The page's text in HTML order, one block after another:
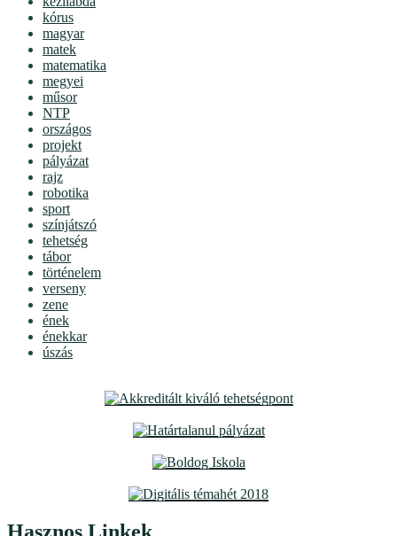
kórus
magyar
matek
matematika
megyei
műsor
NTP
országos
projekt
pályázat
rajz
robotika
sport
színjátszó
tehetség
tábor
történelem
verseny
zene
ének
énekkar
úszás